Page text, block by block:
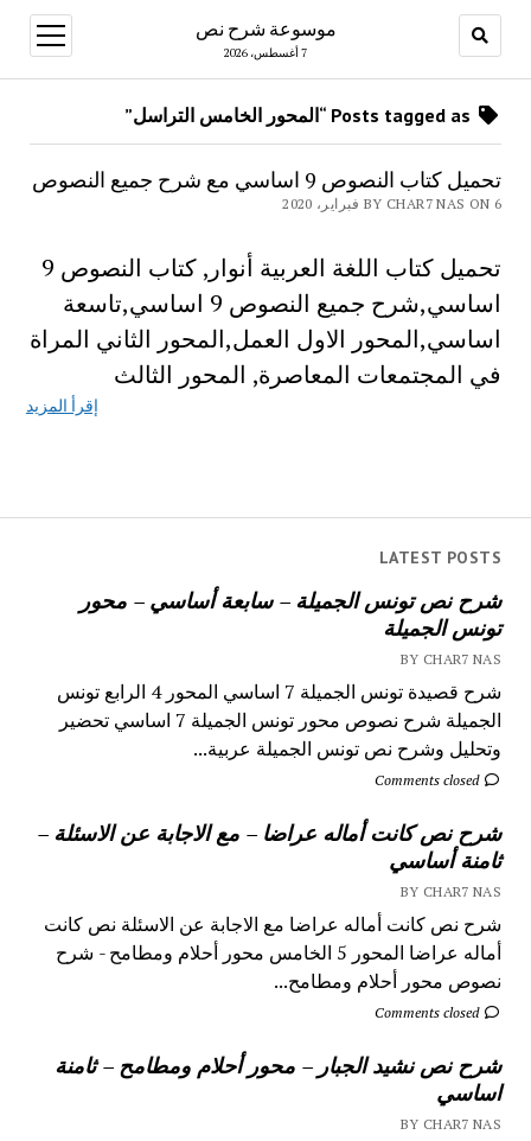
موسوعة شرح نص
7 أغسطس، 2026
open
menu
LATEST POSTS
شرح نص تونس الجميلة – سابعة أساسي – محور
تونس الجميلة
BY CHAR7 NAS
شرح قصيدة تونس الجميلة 7 اساسي المحور 4 الرابع تونس
الجميلة شرح نصوص محور تونس الجميلة 7 اساسي تحضير
وتحليل وشرح نص تونس الجميلة عربية...
Comments closed
شرح نص كانت أماله عراضا – مع الاجابة عن الاسئلة –
ثامنة أساسي
BY CHAR7 NAS
شرح نص كانت أماله عراضا مع الاجابة عن الاسئلة نص كانت
أماله عراضا المحور 5 الخامس محور أحلام ومطامح - شرح
نصوص محور أحلام ومطامح...
Comments closed
شرح نص نشيد الجبار – محور أحلام ومطامح – ثامنة
اساسي
BY CHAR7 NAS
تحميل كتاب النصوص 9 اساسي مع شرح جميع النصوص
BY CHAR7 NAS ON 6 فبراير، 2020
تحميل كتاب اللغة العربية أنوار, كتاب النصوص 9
اساسي,شرح جميع النصوص 9 اساسي,تاسعة
اساسي,المحور الاول العمل,المحور الثاني المراة
في المجتمعات المعاصرة, المحور الثالث
إقرأ المزيد